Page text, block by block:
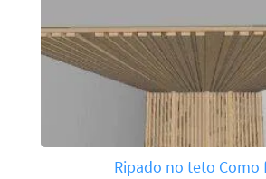
Ripado no teto Como